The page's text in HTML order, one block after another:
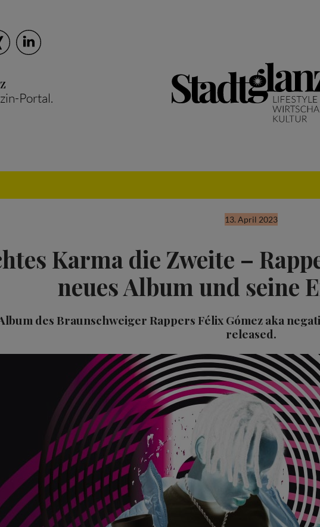
Portal.
13. April 2023
Karma die Zweite –
neues Album und seine
des Braunschweiger Rappers Félix Gómez aka
released.